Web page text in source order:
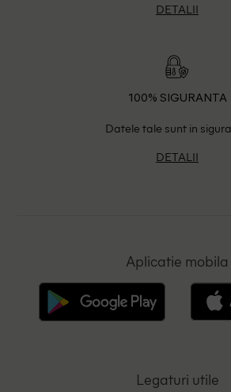
DETALII
100% SIGURANTA
Datele tale sunt in
DETALII
Aplicatie mobila
Legaturi utile